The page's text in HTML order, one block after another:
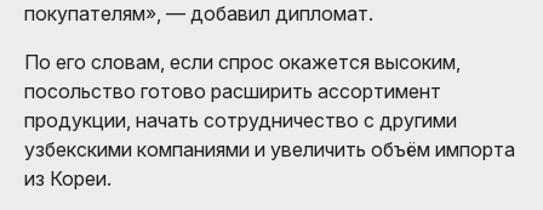
покупателям», — добавил дипломат.
По его словам, если спрос окажется высоким,
посольство готово расширить ассортимент
продукции, начать сотрудничество с другими
узбекскими компаниями и увеличить объём импорта
из Кореи.